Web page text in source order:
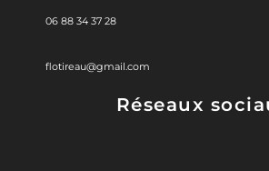
06 88 34 37 28
flotireau@gmail.com
Réseaux